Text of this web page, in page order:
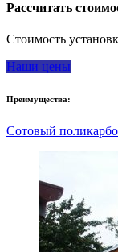
Рассчитать
Стоимость
Наши цены
Преимущества:
Сотовый